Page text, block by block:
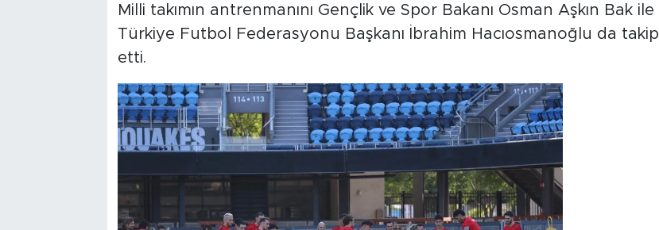
Milli takımın antrenmanını Gençlik ve Spor Bakanı Osman Aşkın Bak ile
Türkiye Futbol Federasyonu Başkanı İbrahim Hacıosmanoğlu da takip
etti.